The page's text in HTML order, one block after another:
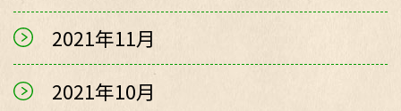
2021年11月
2021年10月